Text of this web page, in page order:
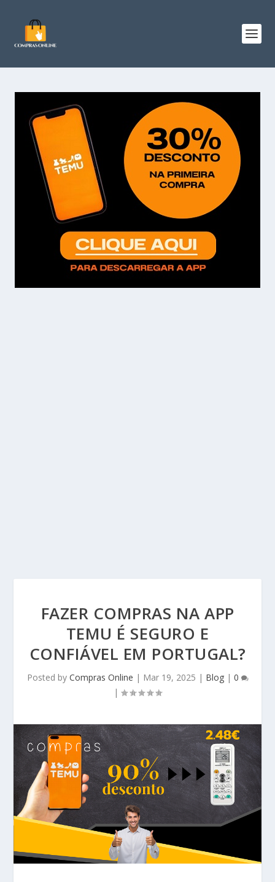
FAZER COMPRAS NA APP
TEMU É SEGURO E
CONFIÁVEL EM PORTUGAL?
Posted by Compras Online | Mar 19, 2025 | Blog| 0
|